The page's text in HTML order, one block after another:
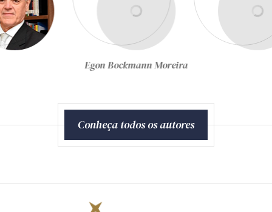
Egon Bockmann Moreira
Conheça todos os autores